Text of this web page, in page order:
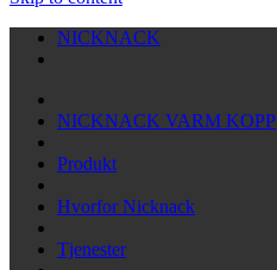
NICKNACK
NICKNACK VARM KOPP
Produkt
Hvorfor Nicknack
Tjenester